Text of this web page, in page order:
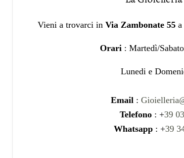
Vieni a trovarci in Via Zambonate 55
Orari : Martedì/
Lunedi e
Email :
Telefono: +39
Whatsapp : +39